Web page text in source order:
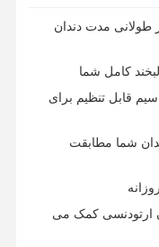
طولانی مدت دندان
کامل شما
قابل تنظیم برای
شما مطابقت
ارتودنسی کمک می